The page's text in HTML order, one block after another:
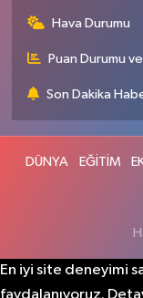
Hava Durumu
Puan Durumu
Son Dakika
DÜNYA EĞİTİM
En iyi site deneyimi
faydalanıyoruz.